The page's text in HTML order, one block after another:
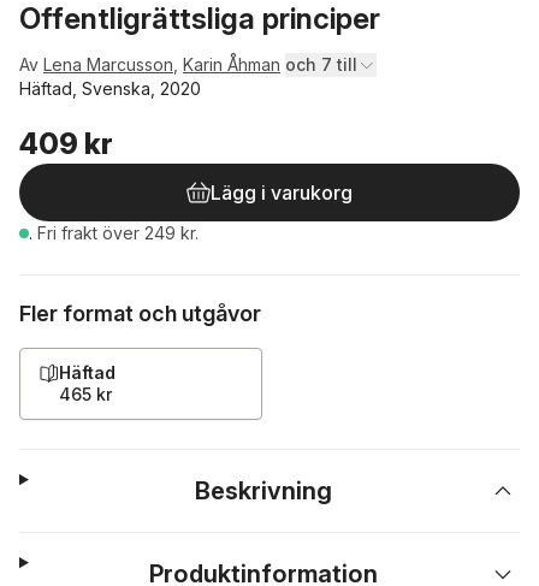
Offentligrättsliga principer
Av Lena Marcusson Karin Åhman och 7 till
Häftad, Svenska, 2020
409 kr
Lägg i varukorg
. Fri frakt över 249 kr.
Fler format och utgåvor
Häftad
465 kr
Beskrivning
Produktinformation